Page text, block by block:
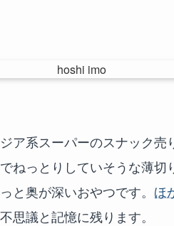
ア系スーパーのスナック
ねっとりしていそうな薄切
と奥が深いおやつです。 ほ
思議と記憶に残ります。